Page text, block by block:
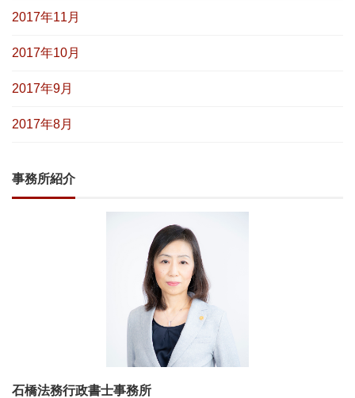
2017年11月
2017年10月
2017年9月
2017年8月
事務所紹介
石橋法務行政書士事務所